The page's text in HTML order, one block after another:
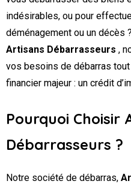
indésirables, ou pour
déménagement ou un décès
Artisans Débarrasseurs ,
vos besoins de débarras
financier majeur : un crédit
Pourquoi Choisir
Débarrasseurs ?
Notre société de débarras,